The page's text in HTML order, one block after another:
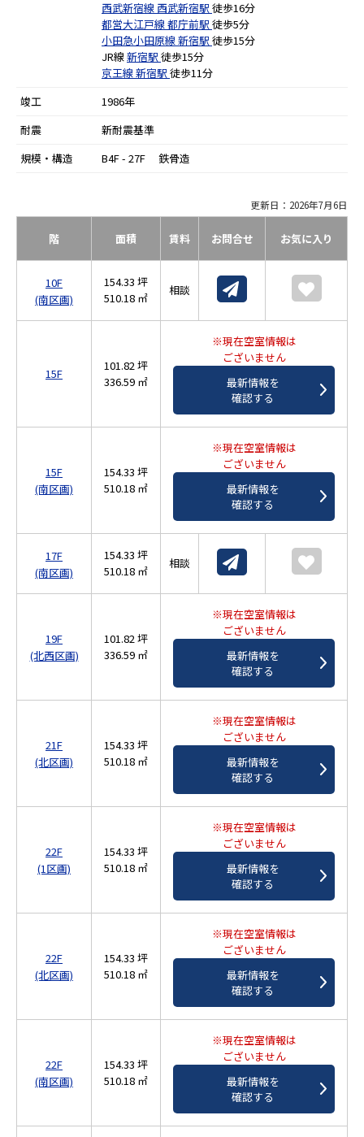
西武新宿線 西武新宿駅 徒歩16分
都営大江戸線都庁前駅 徒歩5分
小田急小田原線新宿駅 徒歩15分
JR線新宿駅 徒歩15分
京王線新宿駅 徒歩11分
竣工
1986年
耐震
新耐震基準
規模・構造
B4F - 27F 鉄骨造
更新日：2026年7月6日
階 面積 賃料 お問合せ お気に入り
10F
(南区画)
154.33 坪
510.18 ㎡
相談
15F
101.82 坪
336.59 ㎡
※現在空室情報は
ございません
最新情報を
確認する
15F
(南区画)
154.33 坪
510.18 ㎡
※現在空室情報は
ございません
最新情報を
確認する
17F
(南区画)
154.33 坪
510.18 ㎡
相談
19F
(北西区画)
101.82 坪
336.59 ㎡
※現在空室情報は
ございません
最新情報を
確認する
21F
(北区画)
154.33 坪
510.18 ㎡
※現在空室情報は
ございません
最新情報を
確認する
22F
(1区画)
154.33 坪
510.18 ㎡
※現在空室情報は
ございません
最新情報を
確認する
22F
(北区画)
154.33 坪
510.18 ㎡
※現在空室情報は
ございません
最新情報を
確認する
22F
(南区画)
154.33 坪
510.18 ㎡
※現在空室情報は
ございません
最新情報を
確認する